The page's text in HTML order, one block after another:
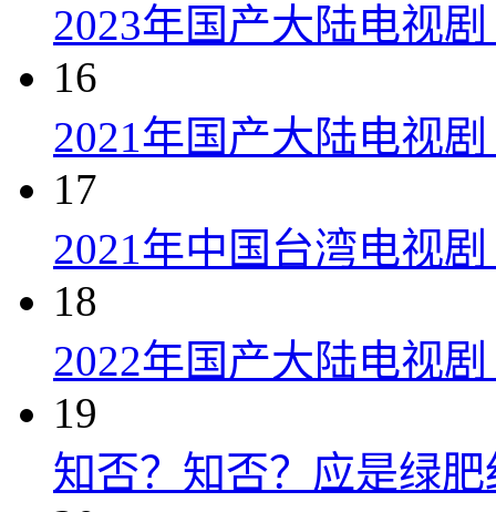
2023年国产大陆电视
16
2021年国产大陆电视
17
2021年中国台湾电视
18
2022年国产大陆电视
19
知否？知否？应是绿肥